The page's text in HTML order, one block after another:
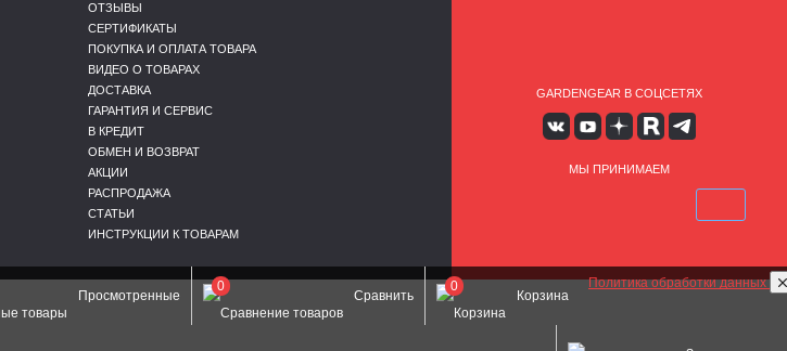
ОТЗЫВЫ
СЕРТИФИКАТЫ
ПОКУПКА И ОПЛАТА ТОВАРА
ВИДЕО О ТОВАРАХ
ДОСТАВКА
ГАРАНТИЯ И СЕРВИС
В КРЕДИТ
ОБМЕН И ВОЗВРАТ
АКЦИИ
РАСПРОДАЖА
СТАТЬИ
ИНСТРУКЦИИ К ТОВАРАМ
GARDENGEAR В СОЦСЕТЯХ
МЫ ПРИНИМАЕМ
Политика обработки данных
Корзина
0
Сравнить
0
Просмотренные